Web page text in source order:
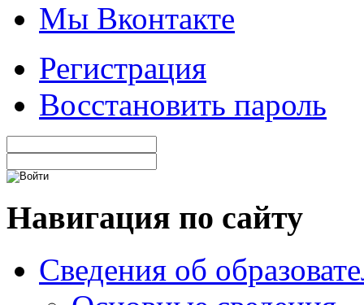
Мы Вконтакте
Регистрация
Восстановить пароль
Навигация по сайту
Сведения об